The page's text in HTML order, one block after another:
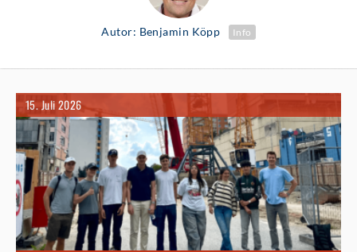
Autor: Benjamin Köpp Info
15. Juli 2026